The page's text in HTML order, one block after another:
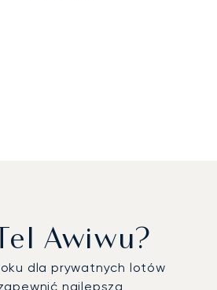
Awiwu?
dla prywatnych lotów
najlepszą